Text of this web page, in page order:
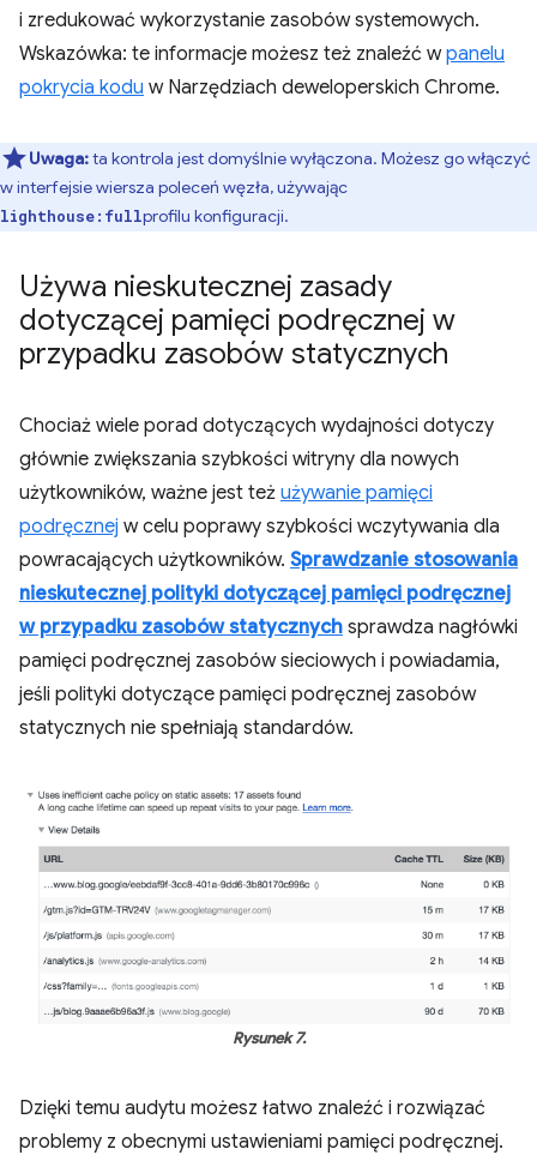
i zredukować wykorzystanie zasobów systemowych.
Wskazówka: te informacje możesz też znaleźć wpanelu
pokrycia kodu w Narzędziach deweloperskich Chrome.
Uwaga:ta kontrola jest domyślnie wyłączona. Możesz go włączyć
w interfejsie wiersza poleceń węzła, używając
lighthouse:fullprofilu konfiguracji.
Używa nieskutecznej zasady
dotyczącej pamięci podręcznej w
przypadku zasobów statycznych
Chociaż wiele porad dotyczących wydajności dotyczy
głównie zwiększania szybkości witryny dla nowych
użytkowników, ważne jest też używanie pamięci
podręcznej w celu poprawy szybkości wczytywania dla
powracających użytkowników. Sprawdzanie stosowania
nieskutecznej polityki dotyczącej pamięci podręcznej
w przypadku zasobów statycznych sprawdza nagłówki
pamięci podręcznej zasobów sieciowych i powiadamia,
jeśli polityki dotyczące pamięci podręcznej zasobów
statycznych nie spełniają standardów.
Rysunek 7.
Dzięki temu audytu możesz łatwo znaleźć i rozwiązać
problemy z obecnymi ustawieniami pamięci podręcznej.